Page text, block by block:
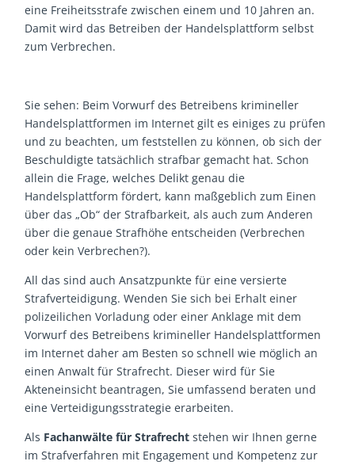
eine Freiheitsstrafe zwischen einem und 10 Jahren an.
Damit wird das Betreiben der Handelsplattform selbst
zum Verbrechen.
Sie sehen: Beim Vorwurf des Betreibens krimineller
Handelsplattformen im Internet gilt es einiges zu prüfen
und zu beachten, um feststellen zu können, ob sich der
Beschuldigte tatsächlich strafbar gemacht hat. Schon
allein die Frage, welches Delikt genau die
Handelsplattform fördert, kann maßgeblich zum Einen
über das „Ob“ der Strafbarkeit, als auch zum Anderen
über die genaue Strafhöhe entscheiden (Verbrechen
oder kein Verbrechen?).
All das sind auch Ansatzpunkte für eine versierte
Strafverteidigung. Wenden Sie sich bei Erhalt einer
polizeilichen Vorladung oder einer Anklage mit dem
Vorwurf des Betreibens krimineller Handelsplattformen
im Internet daher am Besten so schnell wie möglich an
einen Anwalt für Strafrecht. Dieser wird für Sie
Akteneinsicht beantragen, Sie umfassend beraten und
eine Verteidigungsstrategie erarbeiten.
Als Fachanwälte für Strafrecht stehen wir Ihnen gerne
im Strafverfahren mit Engagement und Kompetenz zur